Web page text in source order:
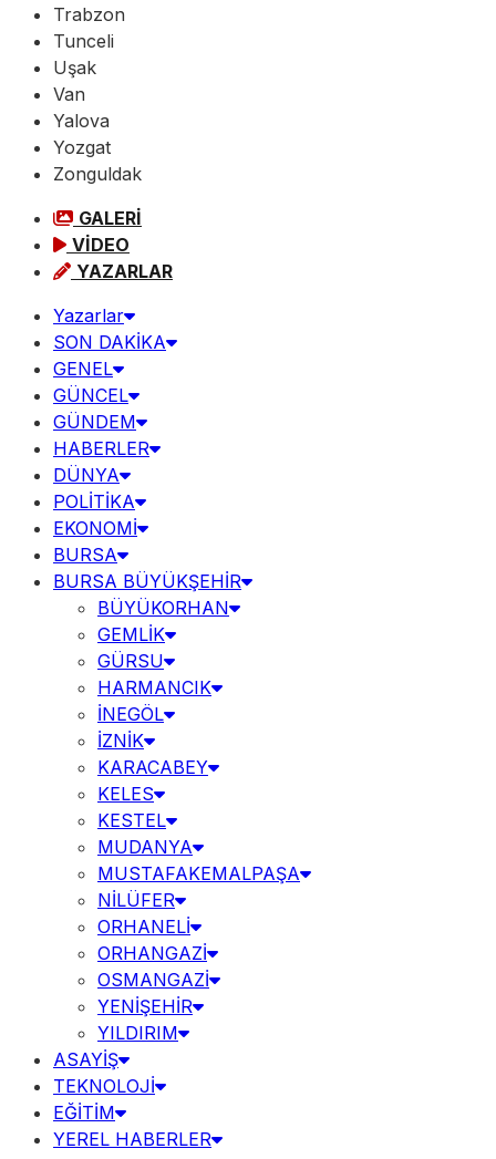
Trabzon
Tunceli
Uşak
Van
Yalova
Yozgat
Zonguldak
GALERİ
VİDEO
YAZARLAR
Yazarlar
SON DAKİKA
GENEL
GÜNCEL
GÜNDEM
HABERLER
DÜNYA
POLİTİKA
EKONOMİ
BURSA
BURSA BÜYÜKŞEHİR
BÜYÜKORHAN
GEMLİK
GÜRSU
HARMANCIK
İNEGÖL
İZNİK
KARACABEY
KELES
KESTEL
MUDANYA
MUSTAFAKEMALPAŞA
NİLÜFER
ORHANELİ
ORHANGAZİ
OSMANGAZİ
YENİŞEHİR
YILDIRIM
ASAYİŞ
TEKNOLOJİ
EĞİTİM
YEREL HABERLER